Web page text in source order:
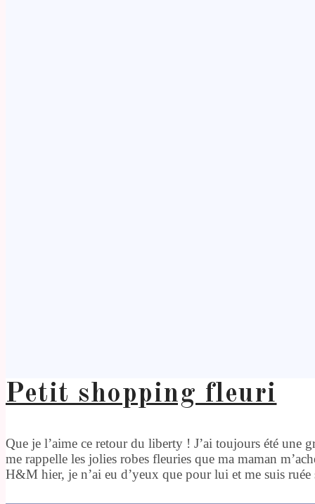
Petit shopping fleuri
Que je l’aime ce retour du liberty ! J’ai toujours été une
me rappelle les jolies robes fleuries que ma maman
H&M hier, je n’ai eu d’yeux que pour lui et me suis ruée